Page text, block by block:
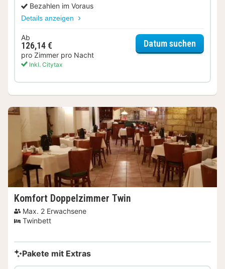
Bezahlen im Voraus
Details anzeigen
Ab
126,14 €
pro Zimmer pro Nacht
Inkl. Citytax
Datum suchen
Komfort Doppelzimmer Twin
Max. 2 Erwachsene
Twinbett
Pakete mit Extras